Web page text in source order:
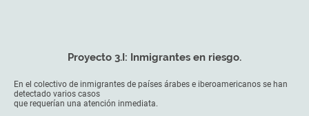
Proyecto 3.I: Inmigrantes en riesgo.
En el colectivo de inmigrantes de países árabes e iberoamericanos se han
detectado varios casos
que requerían una atención inmediata.